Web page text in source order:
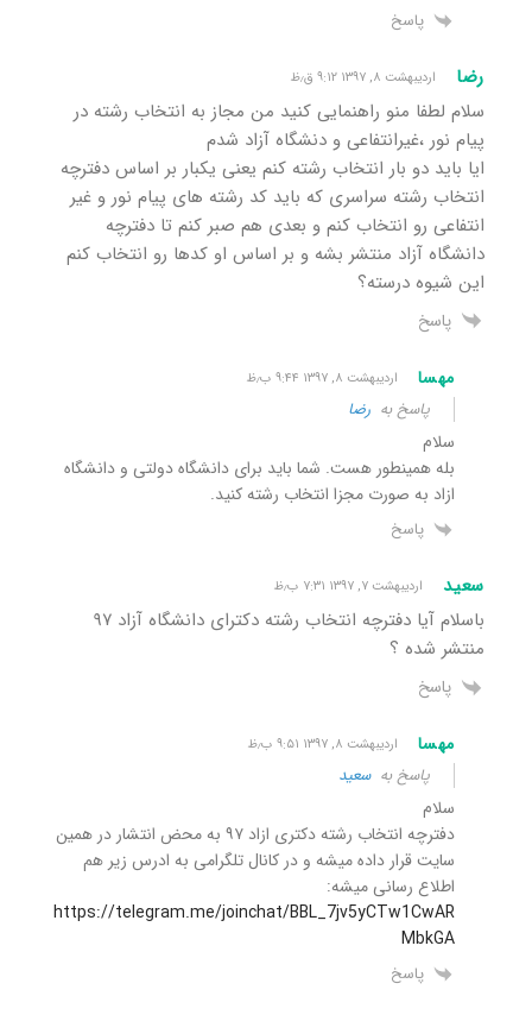
پاسخ
رضا اردیبهشت ۸, ۱۳۹۷ ۹:۱۲ ق٫ظ
سلام لطفا منو راهنمایی کنید من مجاز به انتخاب رشته در
پیام نور ،غیرانتفاعی و دنشگاه آزاد شدم
ایا باید دو بار انتخاب رشته کنم یعنی یکبار بر اساس دفترچه
انتخاب رشته سراسری که باید کد رشته های پیام نور و غیر
انتفاعی رو انتخاب کنم و بعدی هم صبر کنم تا دفترچه
دانشگاه آزاد منتشر بشه و بر اساس او کدها رو انتخاب کنم
این شیوه درسته؟
پاسخ
مهسا اردیبهشت ۸, ۱۳۹۷ ۹:۴۴ ب٫ظ
پاسخ به رضا
سلام
بله همینطور هست. شما باید برای دانشگاه دولتی و دانشگاه
ازاد به صورت مجزا انتخاب رشته کنید.
پاسخ
سعید اردیبهشت ۷, ۱۳۹۷ ۷:۳۱ ب٫ظ
باسلام آیا دفترچه انتخاب رشته دکترای دانشگاه آزاد ۹۷
منتشر شده ؟
پاسخ
مهسا اردیبهشت ۸, ۱۳۹۷ ۹:۵۱ ب٫ظ
پاسخ بهسعید
سلام
دفترچه انتخاب رشته دکتری ازاد ۹۷ به محض انتشار در همین
سایت قرار داده میشه و در کانال تلگرامی به ادرس زیر هم
اطلاع رسانی میشه:
https://telegram.me/joinchat/BBL_7jv5yCTw1CwAR
MbkGA
پاسخ